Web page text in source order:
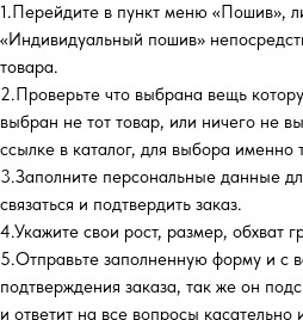
1.Перейдите в пункт меню «Пошив»,
«Индивидуальный пошив»
товара.
2.Проверьте что выбрана вещь
выбран не тот товар, или ничего не
ссылке в каталог, для выбора именно
3.Заполните персональные данные
связаться и подтвердить заказ.
4.Укажите свои рост, размер, обхват
5.Отправьте заполненную форму и с
подтверждения заказа, так же он
и ответит на все вопросы